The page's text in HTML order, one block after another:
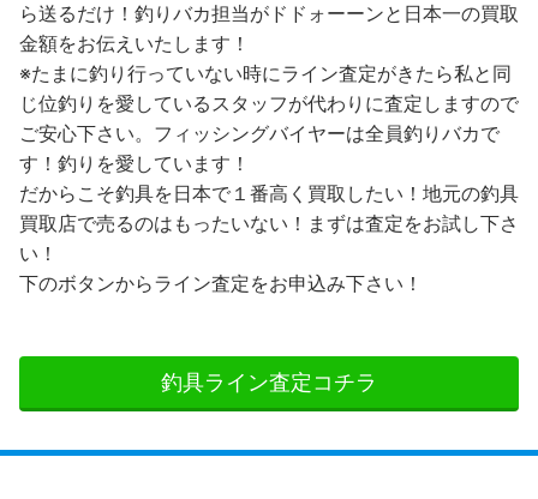
ら送るだけ！釣りバカ担当がドドォーーンと日本一の買取
金額をお伝えいたします！
※たまに釣り行っていない時にライン査定がきたら私と同
じ位釣りを愛しているスタッフが代わりに査定しますので
ご安心下さい。フィッシングバイヤーは全員釣りバカで
す！釣りを愛しています！
だからこそ釣具を日本で１番高く買取したい！地元の釣具
買取店で売るのはもったいない！まずは査定をお試し下さ
い！
下のボタンからライン査定をお申込み下さい！
釣具ライン査定コチラ